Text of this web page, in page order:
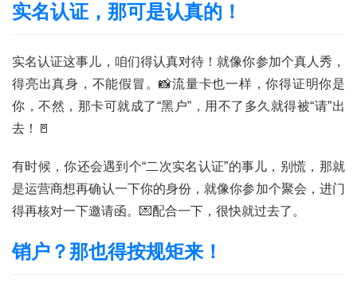
号
百
科
防
诈
知
识
行
业
资
投稿
实名认证，那可是认真的！
实名认证这事儿，咱们得认真对待！就像你参加个真人秀，
得亮出真身，不能假冒。📸流量卡也一样，你得证明你是
你，不然，那卡可就成了“黑户”，用不了多久就得被“请”出
去！🚪
有时候，你还会遇到个“二次实名认证”的事儿，别慌，那就
是运营商想再确认一下你的身份，就像你参加个聚会，进门
得再核对一下邀请函。💌配合一下，很快就过去了。
销户？那也得按规矩来！